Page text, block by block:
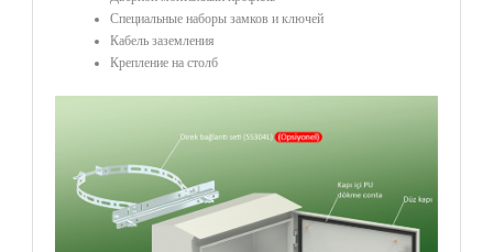
Специальные наборы замков и ключей
Кабель заземления
Крепление на столб